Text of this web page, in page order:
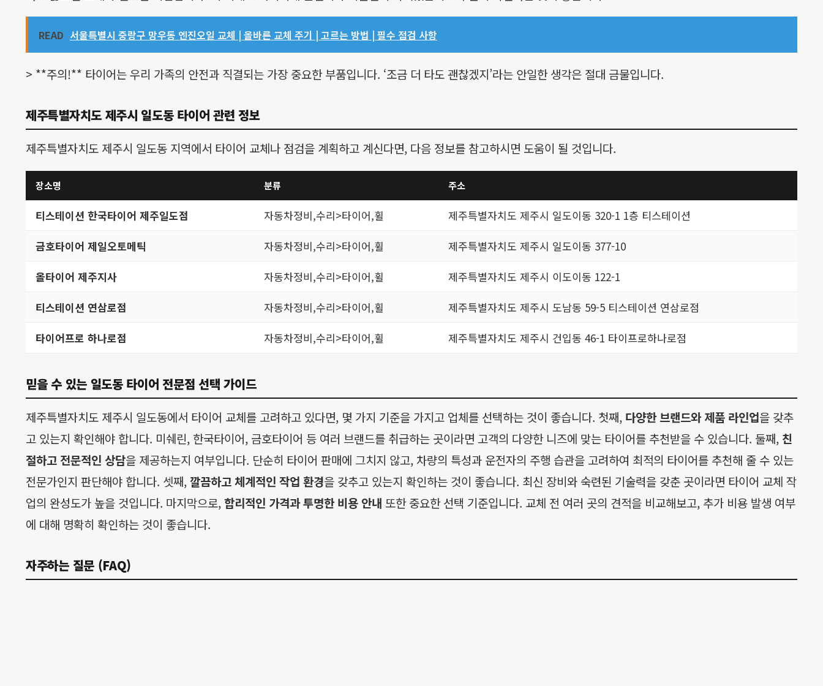
READ 서울특별시 중랑구 망우동 엔진오일 교체 | 올바른 교체 주기 | 고르는 방법 | 필수 점검 사항
> **주의!** 타이어는 우리 가족의 안전과 직결되는 가장 중요한 부품입니다. ‘조금 더 타도 괜찮겠지’라는 안일한 생각은 절대 금물입니다.
제주특별자치도 제주시 일도동 타이어 관련 정보
제주특별자치도 제주시 일도동 지역에서 타이어 교체나 점검을 계획하고 계신다면, 다음 정보를 참고하시면 도움이 될 것입니다.
장소명 분류 주소
티스테이션 한국타이어 제주일도점 자동차정비,수리>타이어,휠
제주특별자치도 제주시 일도이동 320-1 1층 티스테이션
금호타이어 제일오토메틱
자동차정비,수리>타이어,휠
제주특별자치도 제주시 일도이동 377-10
올타이어 제주지사
자동차정비,수리>타이어,휠
제주특별자치도 제주시 이도이동 122-1
티스테이션 연삼로점
자동차정비,수리>타이어,휠
제주특별자치도 제주시 도남동 59-5 티스테이션 연삼로점
타이어프로 하나로점
자동차정비,수리>타이어,휠 제주특별자치도 제주시 건입동 46-1 타이프로하나로점
믿을 수 있는 일도동 타이어 전문점 선택 가이드
제주특별자치도 제주시 일도동에서 타이어 교체를 고려하고 있다면, 몇 가지 기준을 가지고 업체를 선택하는 것이 좋습니다. 첫째, 다양한 브랜드와 제품 라인업을 갖추
고 있는지 확인해야 합니다. 미쉐린, 한국타이어, 금호타이어 등 여러 브랜드를 취급하는 곳이라면 고객의 다양한 니즈에 맞는 타이어를 추천받을 수 있습니다. 둘째, 친
절하고 전문적인 상담을 제공하는지 여부입니다. 단순히 타이어 판매에 그치지 않고, 차량의 특성과 운전자의 주행 습관을 고려하여 최적의 타이어를 추천해 줄 수 있는
전문가인지 판단해야 합니다. 셋째, 깔끔하고 체계적인 작업 환경을 갖추고 있는지 확인하는 것이 좋습니다. 최신 장비와 숙련된 기술력을 갖춘 곳이라면 타이어 교체 작
업의 완성도가 높을 것입니다. 마지막으로, 합리적인 가격과 투명한 비용 안내 또한 중요한 선택 기준입니다. 교체 전 여러 곳의 견적을 비교해보고, 추가 비용 발생 여부
에 대해 명확히 확인하는 것이 좋습니다.
자주하는 질문 (FAQ)